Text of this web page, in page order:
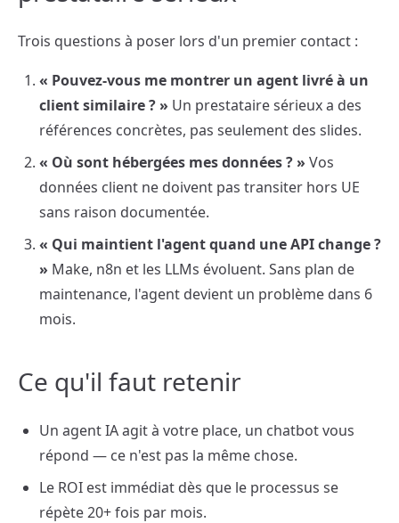
Trois questions à poser lors d'un premier contact :
« Pouvez-vous me montrer un agent livré à un
client similaire ? » Un prestataire sérieux a des
références concrètes, pas seulement des slides.
« Où sont hébergées mes données ? » Vos
données client ne doivent pas transiter hors UE
sans raison documentée.
« Qui maintient l'agent quand une API change ?
» Make, n8n et les LLMs évoluent. Sans plan de
maintenance, l'agent devient un problème dans 6
mois.
Ce qu'il faut retenir
Un agent IA agit à votre place, un chatbot vous
répond — ce n'est pas la même chose.
Le ROI est immédiat dès que le processus se
répète 20+ fois par mois.